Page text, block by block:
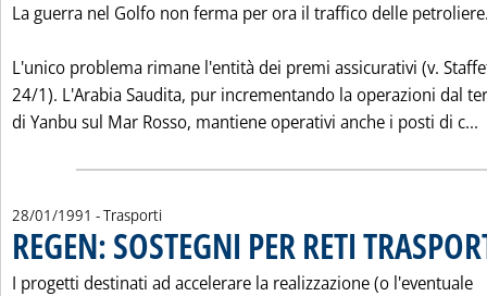
La guerra nel Golfo non ferma per ora il traffico delle
L'unico problema rimane l'entità dei premi assicurativi (v.
24/1). L'Arabia Saudita, pur incrementando la operazioni dal
di Yanbu sul Mar Rosso, mantiene operativi anche i posti di c...
28/01/1991 - Trasporti
REGEN: SOSTEGNI PER RETI
I progetti destinati ad accelerare la realizzazione (o l'eventuale